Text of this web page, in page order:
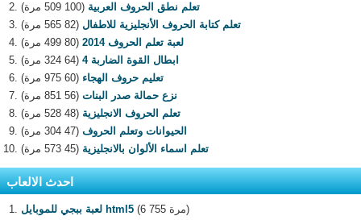
تعلم نطق الحروف العربية (100 509 مرة)
تعلم كتابة الحروف الأنجليزية للاطفال (82 565 مرة)
لعبة تعلم الحروف 2014
(80 499 مرة)
ابطال القوة الضاربة 4
(64 324 مرة)
تعليم حروف الهجاء (60 975 مرة)
نزع حمالة صدر البنات (56 851 مرة)
تعلم الحروف الانجليزية (48 528 مرة)
الحيوانات وتعلم الحروف (47 304 مرة)
تعلم اسماء الألوان بالانجليزية (45 573 مرة)
احدث الالعاب
لعبة ببجي للموبايل html5
(6 755 مرة)